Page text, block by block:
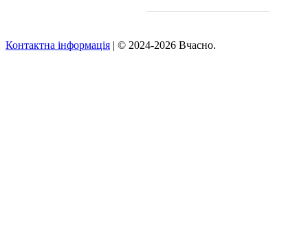
Контактна інформація | © 2024-2026 Вчасно.